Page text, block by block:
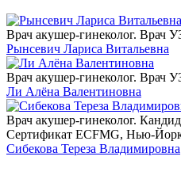
Врач акушер-гинеколог. Врач
Рынсевич Лариса Витальевна
Врач акушер-гинеколог. Врач
Ли Алёна Валентиновна
Врач акушер-гинеколог.
Cертификат ECFMG, Нью-
Сибекова Тереза Владимировна